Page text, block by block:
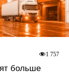
больше
1 757